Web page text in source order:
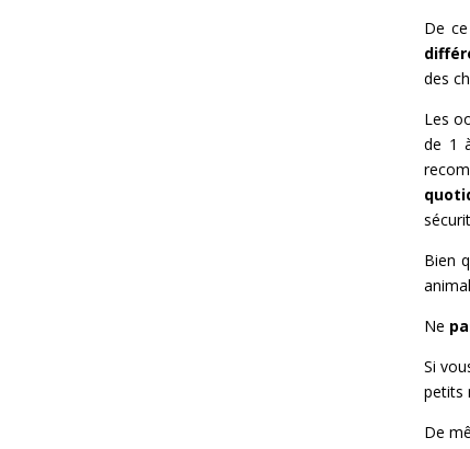
De
des
Les
de 1
Bien
Ne
Si
petits
De